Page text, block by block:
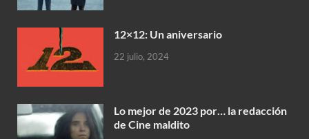
12×12: Un aniversario
22 julio, 2024
Lo mejor de 2023 por… la redacción
de Cine maldito